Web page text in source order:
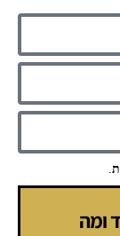
.
ומה